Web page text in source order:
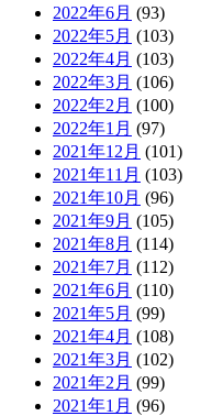
2022年6月 (93)
2022年5月 (103)
2022年4月 (103)
2022年3月 (106)
2022年2月 (100)
2022年1月 (97)
2021年12月 (101)
2021年11月 (103)
2021年10月 (96)
2021年9月 (105)
2021年8月 (114)
2021年7月 (112)
2021年6月 (110)
2021年5月 (99)
2021年4月 (108)
2021年3月 (102)
2021年2月 (99)
2021年1月 (96)